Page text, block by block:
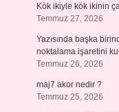
Kök ikiyle kök ikinin
Temmuz 27, 2026
Yazısında başka
noktalama işaretini
Temmuz 26, 2026
maj7 akor nedir ?
Temmuz 25, 2026